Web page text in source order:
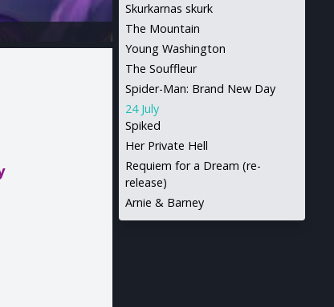
Skurkarnas skurk
The Mountain
Young Washington
The Souffleur
Spider-Man: Brand New Day
24 July
Spiked
Her Private Hell
Requiem for a Dream (re-
release)
Arnie & Barney